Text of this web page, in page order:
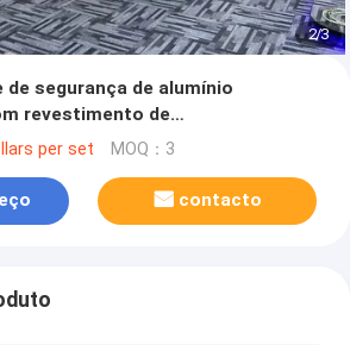
2/3
de segurança de alumínio
revestimento de
per set MOQ：3
contacto